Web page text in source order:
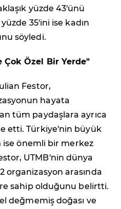
yüzde 43'ünü
35'ini ise kadın
söyledi.
Çok Özel Bir Yerde"
Festor,
hayata
tüm paydaşlara ayrıca
etti. Türkiye'nin büyük
ise önemli bir merkez
UTMB'nin dünya
organizasyon arasında
sahip olduğunu belirtti.
değmemiş doğası ve